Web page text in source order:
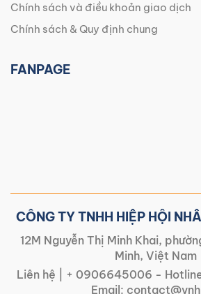
Chính sách và điều khoản giao dịch
Chính sách & Quy định chung
FANPAGE
CÔNG TY TNHH HIỆP HỘI
12M Nguyễn Thị Minh Khai,
Minh, Việt Nam
Liên hệ |
+ 0906645006 -
Email: